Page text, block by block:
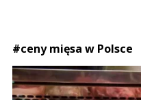
#ceny mięsa w Polsce